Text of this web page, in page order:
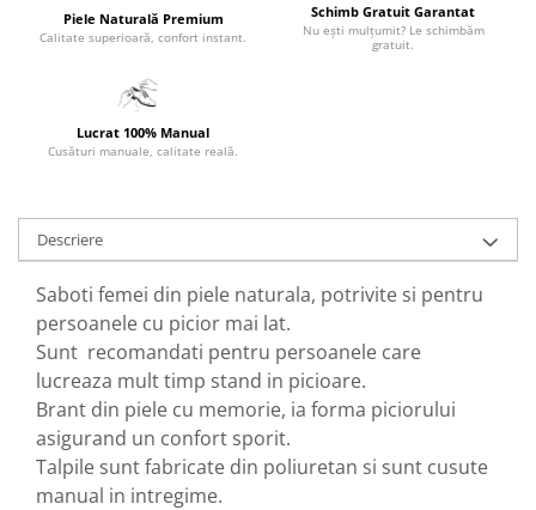
Piele Naturală Premium
Calitate superioară, confort instant.
Schimb Gratuit Garantat
Nu ești mulțumit? Le schimbăm
gratuit.
Lucrat 100% Manual
Cusături manuale, calitate reală.
Descriere
Saboti femei din piele naturala, potrivite si pentru
persoanele cu picior mai lat.
Sunt recomandati pentru persoanele care
lucreaza mult timp stand in picioare.
Brant din piele cu memorie, ia forma piciorului
asigurand un confort sporit.
Talpile sunt fabricate din poliuretan si sunt cusute
manual in intregime.